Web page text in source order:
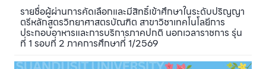
รายชื่อผู้ผ่านการคัดเลือกและมีสิทธิ์เข้าศึกษาในระดับปริญญา
ตรีหลักสูตรวิทยาศาสตรบัณฑิต สาขาวิชาเทคโนโลยีการ
ประกอบอาหารและการบริการภาคปกติ นอกเวลาราชการ รุ่น
ที่ 1 รอบที่ 2 ภาคการศึกษาที่ 1/2569